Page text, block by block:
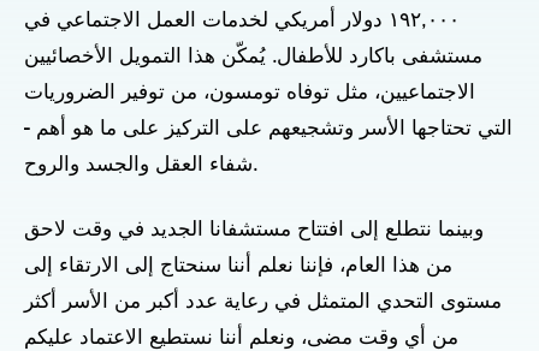
١٩٢,٠٠٠ دولار أمريكي لخدمات العمل الاجتماعي في
مستشفى باكارد للأطفال. يُمكّن هذا التمويل الأخصائيين
الاجتماعيين، مثل توفاه تومسون، من توفير الضروريات
التي تحتاجها الأسر وتشجيعهم على التركيز على ما هو أهم -
شفاء العقل والجسد والروح.
وبينما نتطلع إلى افتتاح مستشفانا الجديد في وقت لاحق
من هذا العام، فإننا نعلم أننا سنحتاج إلى الارتقاء إلى
مستوى التحدي المتمثل في رعاية عدد أكبر من الأسر أكثر
من أي وقت مضى، ونعلم أننا نستطيع الاعتماد عليكم